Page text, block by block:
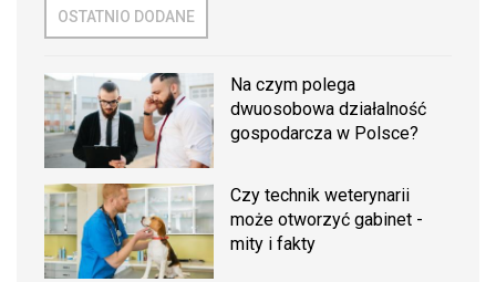
OSTATNIO DODANE
Na czym polega
dwuosobowa działalność
gospodarcza w Polsce?
Czy technik weterynarii
może otworzyć gabinet -
mity i fakty